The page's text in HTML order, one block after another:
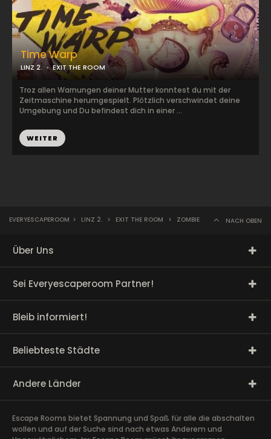
Time Warp
LINZ 2. EXIT THE ROOM
Troz allen Warnungen deiner Mutter konntest du mit der
Zeitmaschine herumgespielt. Plötzlich verschwindet deine
Umgebung und Du befindest dich in einer ...
WEITER
EVERYESCAPEROOM > LINZ 2. > EXIT THE ROOM > ZOMBIE NACH OBEN
Über Uns
Sei Everyescaperoom Partner!
Bleib informiert!
Beliebteste Städte
Andere Länder
Escape Rooms bietet Spannung und Spaß für alle die abschalten
wollen und auf der Suche sind nach etwas Anderem und